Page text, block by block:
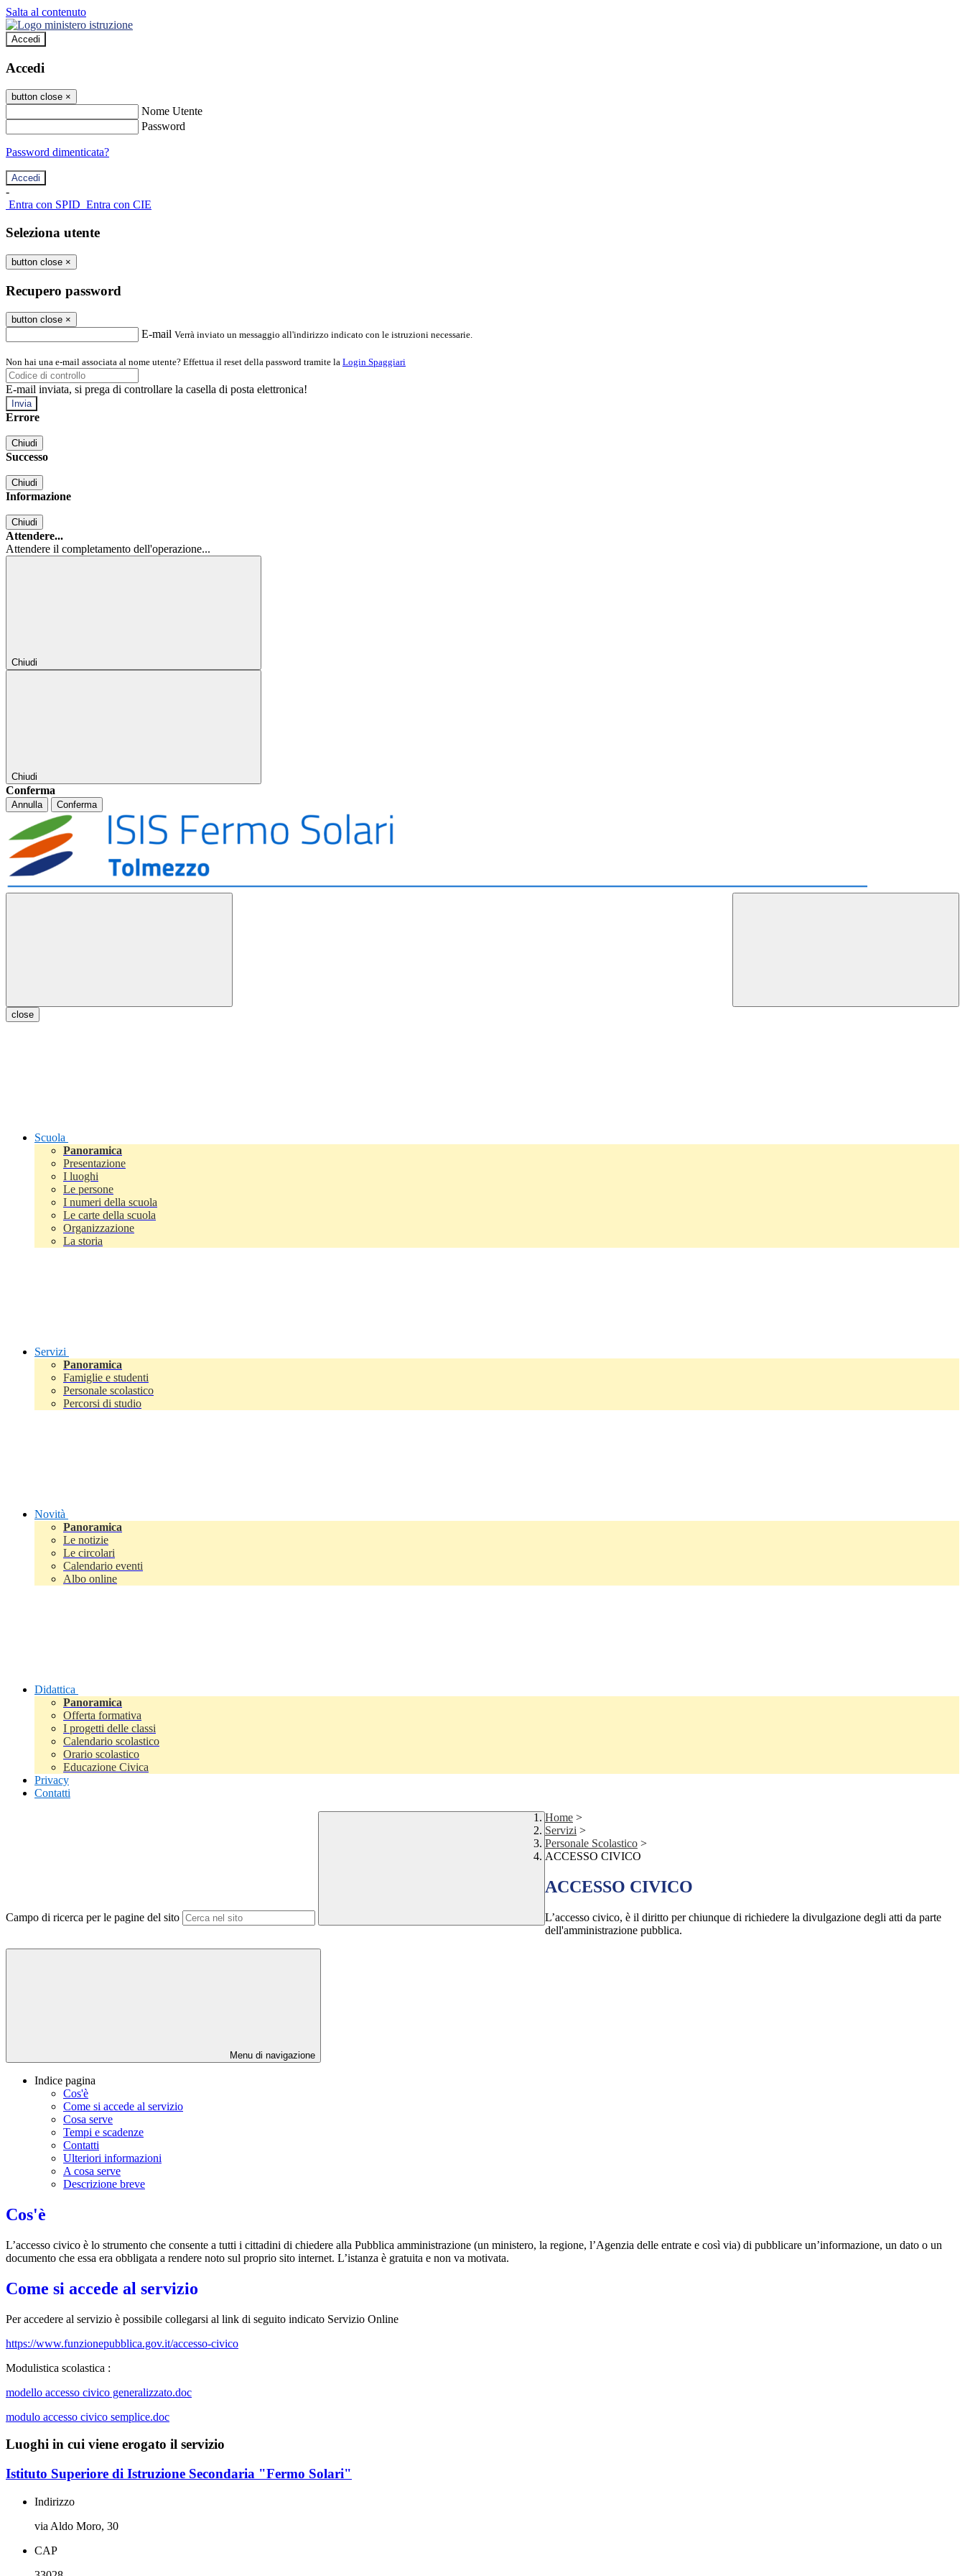
Salta al contenuto
Accedi
Accedi
button close ×
Nome Utente
Password
Password dimenticata?
-
Entra con SPID Entra con CIE
Seleziona utente
button close ×
Recupero password
button close ×
E-mail Verrà inviato un messaggio all'indirizzo indicato con le istruzioni necessarie.
Non hai una e-mail associata al nome utente? Effettua il reset della password tramite la Login Spaggiari
E-mail inviata, si prega di controllare la casella di posta elettronica!
Errore
Chiudi
Successo
Chiudi
Informazione
Chiudi
Attendere...
Attendere il completamento dell'operazione...
Chiudi
Chiudi
Conferma
Annulla Conferma
close
Scuola
Panoramica
Presentazione
I luoghi
Le persone
I numeri della scuola
Le carte della scuola
Organizzazione
La storia
Servizi
Panoramica
Famiglie e studenti
Personale scolastico
Percorsi di studio
Novità
Panoramica
Le notizie
Le circolari
Calendario eventi
Albo online
Didattica
Panoramica
Offerta formativa
I progetti delle classi
Calendario scolastico
Orario scolastico
Educazione Civica
Privacy
Contatti
Campo di ricerca per le pagine del sito
Home >
Servizi >
Personale Scolastico >
ACCESSO CIVICO
ACCESSO CIVICO
L’accesso civico, è il diritto per chiunque di richiedere la divulgazione degli atti da parte
dell'amministrazione pubblica.
Menu di navigazione
Indice pagina
Cos'è
Come si accede al servizio
Cosa serve
Tempi e scadenze
Contatti
Ulteriori informazioni
A cosa serve
Descrizione breve
Cos'è
L’accesso civico è lo strumento che consente a tutti i cittadini di chiedere alla Pubblica amministrazione (un ministero, la regione, l’Agenzia delle entrate e così via) di pubblicare un’informazione, un dato o un
documento che essa era obbligata a rendere noto sul proprio sito internet. L’istanza è gratuita e non va motivata.
Come si accede al servizio
Per accedere al servizio è possibile collegarsi al link di seguito indicato Servizio Online
https://www.funzionepubblica.gov.it/accesso-civico
Modulistica scolastica :
modello accesso civico generalizzato.doc
modulo accesso civico semplice.doc
Luoghi in cui viene erogato il servizio
Istituto Superiore di Istruzione Secondaria "Fermo Solari"
Indirizzo
via Aldo Moro, 30
CAP